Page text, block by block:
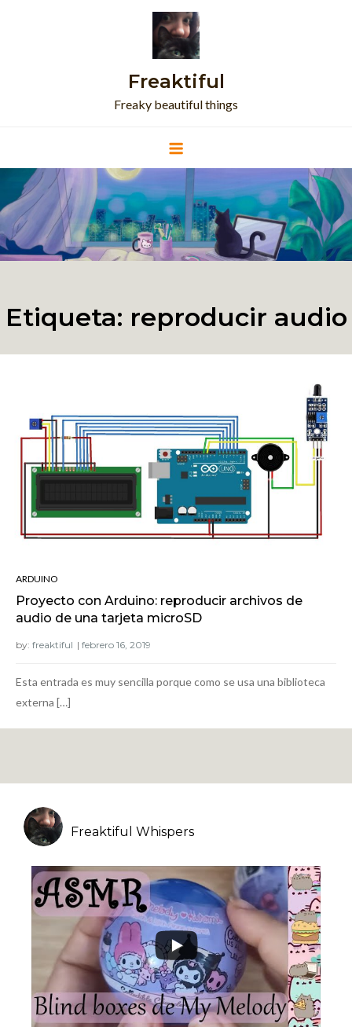
Freaktiful
Freaky beautiful things
Etiqueta: reproducir audio
ARDUINO
Proyecto con Arduino: reproducir archivos de
audio de una tarjeta microSD
by: freaktiful
Esta entrada es muy sencilla porque como se usa una biblioteca
externa […]
Freaktiful Whispers